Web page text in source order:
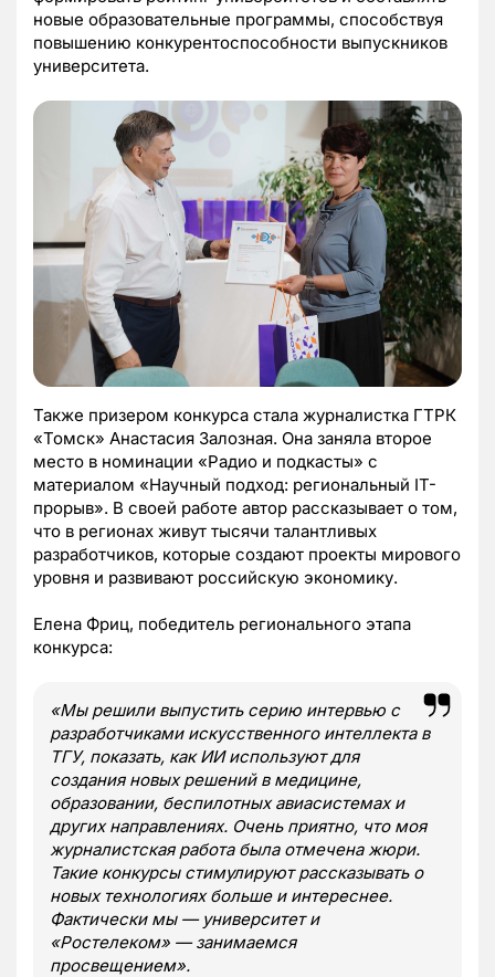
новые образовательные программы, способствуя
повышению конкурентоспособности выпускников
университета.
Также призером конкурса стала журналистка ГТРК
«Томск» Анастасия Залозная. Она заняла второе
место в номинации «Радио и подкасты» c
материалом «Научный подход: региональный IT-
прорыв». В своей работе автор рассказывает о том,
что в регионах живут тысячи талантливых
разработчиков, которые создают проекты мирового
уровня и развивают российскую экономику.
Елена Фриц, победитель регионального этапа
конкурса:
«Мы решили выпустить серию интервью с
разработчиками искусственного интеллекта в
ТГУ, показать, как ИИ используют для
создания новых решений в медицине,
образовании, беспилотных авиасистемах и
других направлениях. Очень приятно, что моя
журналистская работа была отмечена жюри.
Такие конкурсы стимулируют рассказывать о
новых технологиях больше и интереснее.
Фактически мы — университет и
«Ростелеком» — занимаемся
просвещением».